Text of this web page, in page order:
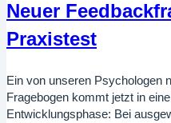
Neuer
Praxistest
Ein von unseren Psychologen
Fragebogen kommt jetzt in
Entwicklungsphase: Bei